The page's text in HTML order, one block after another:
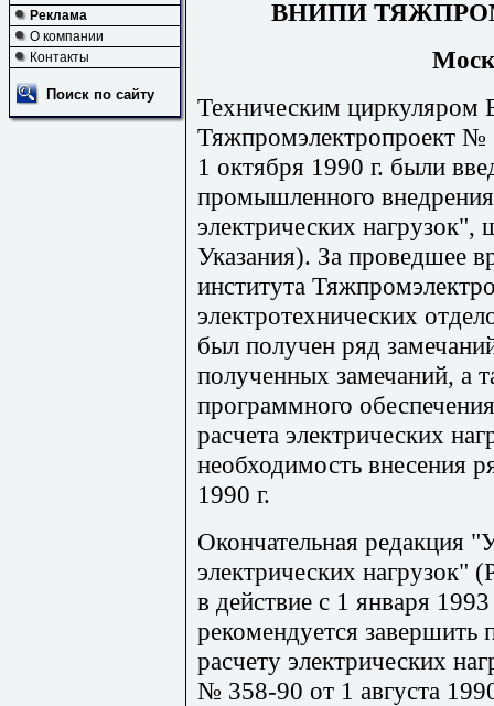
Реклама
О компании
Контакты
Поиск по сайту
ВНИПИ
Техническим
Тяжпромэлектропроект №
1 октября 1990 г. были
промышленного
электрических
Указания). За проведшее
института
электротехнических
был получен ряд
полученных замечаний, а
программного
расчета электрических
необходимость внесения
1990 г.
Окончательная редакция
электрических
в действие с 1 января
рекомендуется завершить
расчету электрических
№ 358-90 от 1 августа